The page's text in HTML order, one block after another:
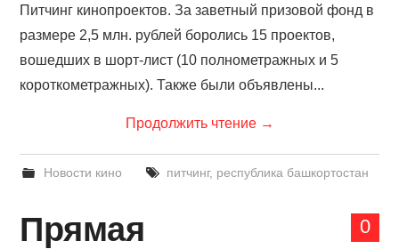
Питчинг кинопроектов. За заветный призовой фонд в
размере 2,5 млн. рублей боролись 15 проектов,
вошедших в шорт-лист (10 полнометражных и 5
короткометражных). Также были объявлены...
Продолжить чтение →
Новости кино питчинг, республика башкортостан
0
Прямая